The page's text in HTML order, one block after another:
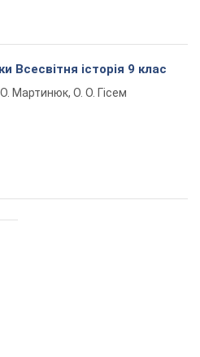
Всесвітня історія 9 клас
Мартинюк, О. О. Гісем